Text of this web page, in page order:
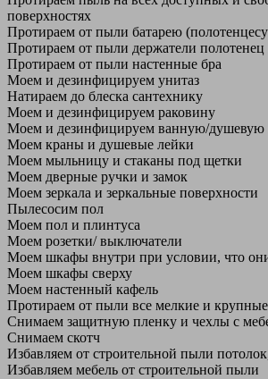
поверхностях
Протираем от пыли батарею
Протираем от пыли держатели полотенец
Протираем от пыли настенные бра
Моем и дезинфицируем унитаз
Натираем до блеска сантехнику
Моем и дезинфицируем раковину
Моем и дезинфицируем ванную/душевую
Моем краны и душевые лейки
Моем мыльницу и стаканы под щетки
Моем дверные ручки и замок
Моем зеркала и зеркальные поверхности
Пылесосим пол
Моем пол и плинтуса
Моем розетки/ выключатели
Моем шкафы внутри при условии, что
Моем шкафы сверху
Моем настенный кафель
Протираем от пыли все мелкие и
Снимаем защитную пленку и чехлы с
Снимаем скотч
Избавляем от строительной пыли
Избавляем мебель от строительной пыли